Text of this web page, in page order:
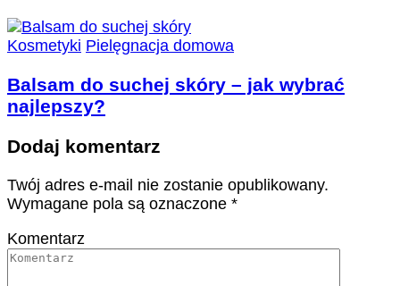
Kosmetyki Pielęgnacja domowa
Balsam do suchej skóry – jak wybrać
najlepszy?
Dodaj komentarz
Twój adres e-mail nie zostanie opublikowany.
Wymagane pola są oznaczone *
Komentarz